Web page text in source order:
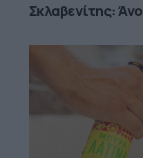
Σκλαβενίτης: